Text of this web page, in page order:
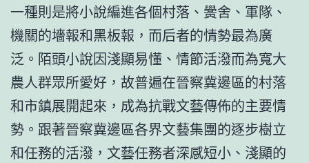
一種則是將小說編進各個村落、黌舍、軍隊、
機關的墻報和黑板報，而后者的情勢最為廣
泛。陌頭小說因淺顯易懂、情節活潑而為寬大
農人群眾所愛好，故普遍在晉察冀邊區的村落
和市鎮展開起來，成為抗戰文藝傳佈的主要情
勢。跟著晉察冀邊區各界文藝集團的逐步樹立
和任務的活潑，文藝任務者深感短小、淺顯的